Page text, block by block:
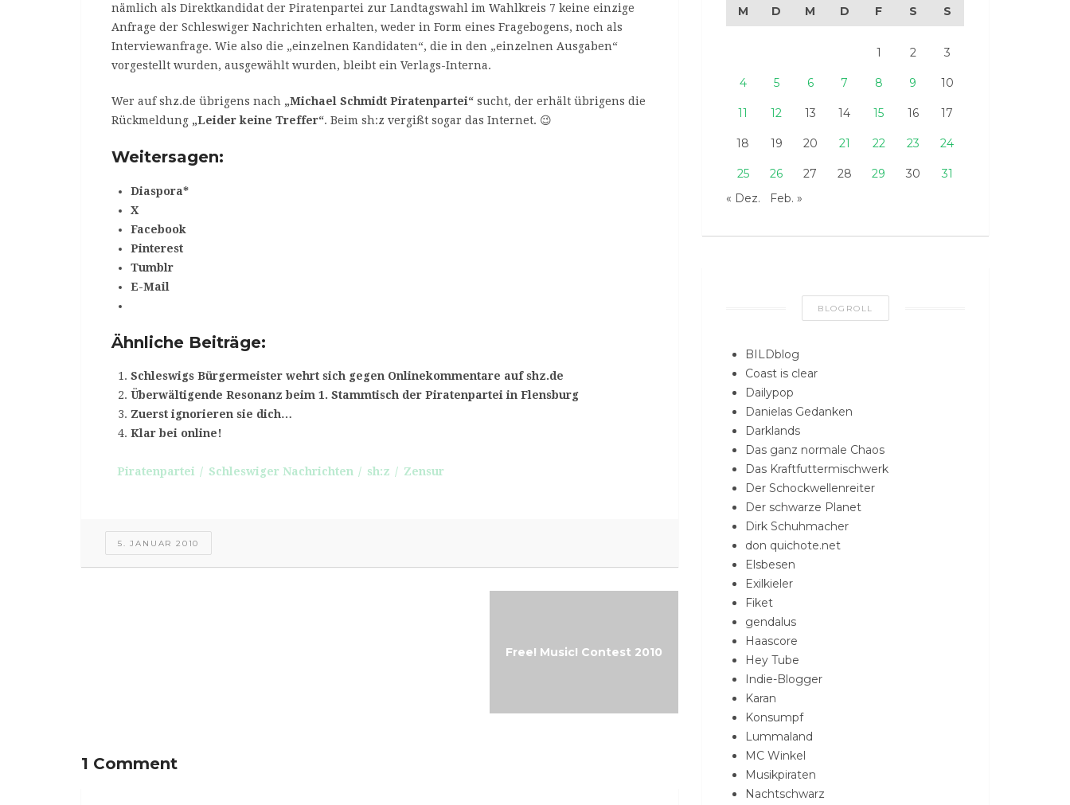
nämlich als Direktkandidat der Piratenpartei zur Landtagswahl im Wahlkreis 7 keine einzige
Anfrage der Schleswiger Nachrichten erhalten, weder in Form eines Fragebogens, noch als
Interviewanfrage. Wie also die „einzelnen Kandidaten“, die in den „einzelnen Ausgaben“
vorgestellt wurden, ausgewählt wurden, bleibt ein Verlags-Interna.
Wer auf shz.de übrigens nach „Michael Schmidt Piratenpartei“sucht, der erhält übrigens die
Rückmeldung „Leider keine Treffer“. Beim sh:z vergißt sogar das Internet. 😉
Weitersagen:
Diaspora*
X
Facebook
Pinterest
Tumblr
E-Mail
Ähnliche Beiträge:
Schleswigs Bürgermeister wehrt sich gegen Onlinekommentare auf shz.de
Überwältigende Resonanz beim 1. Stammtisch der Piratenpartei in Flensburg
Zuerst ignorieren sie dich…
Klar bei online!
Piratenpartei Schleswiger Nachrichten sh:z Zensur
5. JANUAR 2010
Free! Music! Contest 2010
1 Comment
M D M D F S S
1 2 3
4 5 6 7 8 9 10
11 12 13 14 15 16 17
18 19 20 21 22 23 24
25 26 27 28 29 30
31
« Dez.
Feb. »
BLOGROLL
BILDblog
Coast is clear
Dailypop
Danielas Gedanken
Darklands
Das ganz normale Chaos
Das Kraftfuttermischwerk
Der Schockwellenreiter
Der schwarze Planet
Dirk Schuhmacher
don quichote.net
Elsbesen
Exilkieler
Fiket
gendalus
Haascore
Hey Tube
Indie-Blogger
Karan
Konsumpf
Lummaland
MC Winkel
Musikpiraten
Nachtschwarz